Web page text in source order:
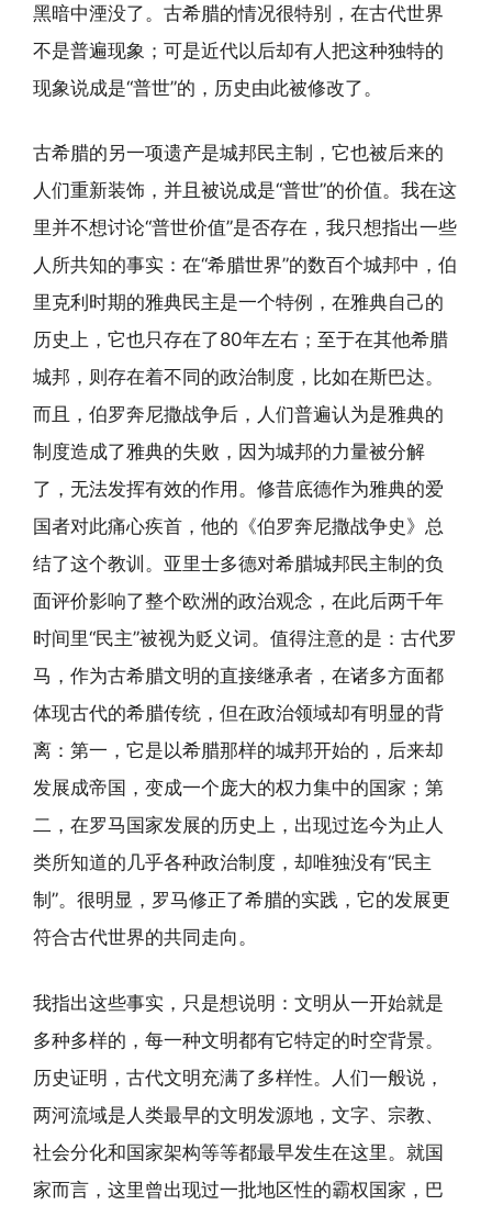
黑暗中湮没了。古希腊的情况很特别，在古代世界
不是普遍现象；可是近代以后却有人把这种独特的
现象说成是“普世”的，历史由此被修改了。
古希腊的另一项遗产是城邦民主制，它也被后来的
人们重新装饰，并且被说成是“普世”的价值。我在这
里并不想讨论“普世价值”是否存在，我只想指出一些
人所共知的事实：在“希腊世界”的数百个城邦中，伯
里克利时期的雅典民主是一个特例，在雅典自己的
历史上，它也只存在了80年左右；至于在其他希腊
城邦，则存在着不同的政治制度，比如在斯巴达。
而且，伯罗奔尼撒战争后，人们普遍认为是雅典的
制度造成了雅典的失败，因为城邦的力量被分解
了，无法发挥有效的作用。修昔底德作为雅典的爱
国者对此痛心疾首，他的《伯罗奔尼撒战争史》总
结了这个教训。亚里士多德对希腊城邦民主制的负
面评价影响了整个欧洲的政治观念，在此后两千年
时间里“民主”被视为贬义词。值得注意的是：古代罗
马，作为古希腊文明的直接继承者，在诸多方面都
体现古代的希腊传统，但在政治领域却有明显的背
离：第一，它是以希腊那样的城邦开始的，后来却
发展成帝国，变成一个庞大的权力集中的国家；第
二，在罗马国家发展的历史上，出现过迄今为止人
类所知道的几乎各种政治制度，却唯独没有“民主
制”。很明显，罗马修正了希腊的实践，它的发展更
符合古代世界的共同走向。
我指出这些事实，只是想说明：文明从一开始就是
多种多样的，每一种文明都有它特定的时空背景。
历史证明，古代文明充满了多样性。人们一般说，
两河流域是人类最早的文明发源地，文字、宗教、
社会分化和国家架构等等都最早发生在这里。就国
家而言，这里曾出现过一批地区性的霸权国家，巴